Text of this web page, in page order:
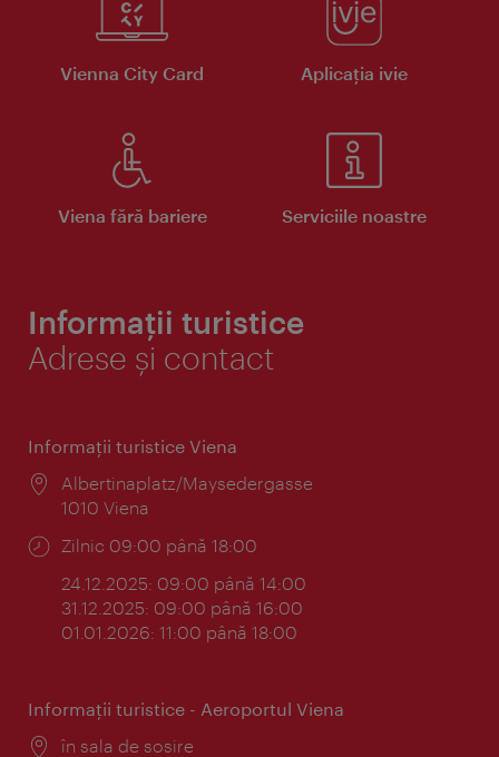
Vienna City Card Aplicaţia ivie
Viena fără bariere Serviciile noastre
Informații turistice
Adrese și contact
Informaţii turistice Viena
Locul:
Albertinaplatz/Maysedergasse
1010 Viena
Program:
Zilnic 09:00 până 18:00
24.12.2025: 09:00 până 14:00
31.12.2025: 09:00 până 16:00
01.01.2026: 11:00 până 18:00
Informaţii turistice - Aeroportul Viena
Locul:
în sala de sosire